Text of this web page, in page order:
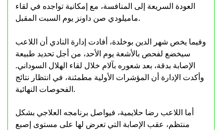
العودة السريعة إلى المنافسة، مع إمكانية تواجده في لقاء
ماميلودي صن داونز يوم السبت المقبل.
وفيما يخص شهر الدين بوخلدة، أفادت إدارة النادي أن اللاعب
سيخضع لفحص بالأشعة يوم الأحد، من أجل تحديد طبيعة
الإصابة بدقة، بعد شعوره بآلام خلال لقاء الهلال السوداني.
وأكدت الإدارة أن المؤشرات الأولية مطمئنة، في انتظار نتائج
الفحوصات النهائية.
أما اللاعب رضا حلايمية، فيواصل برنامجه العلاجي بشكل
منتظم، عقب الإصابة التي تعرض لها على مستوى إصبع